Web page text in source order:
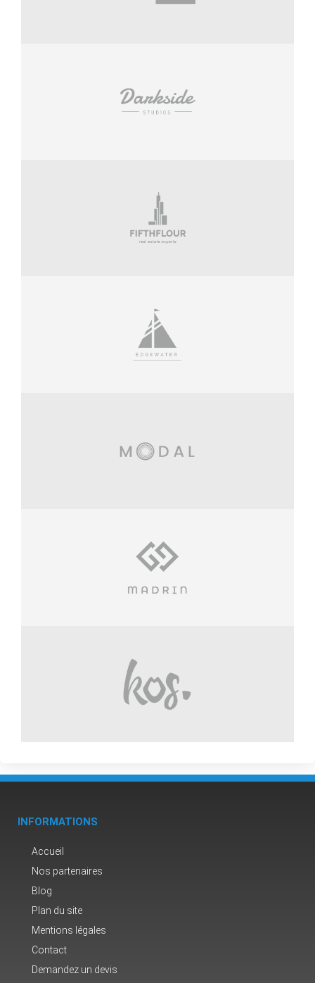
INFORMATIONS
Accueil
Nos partenaires
Blog
Plan du site
Mentions légales
Contact
Demandez un devis